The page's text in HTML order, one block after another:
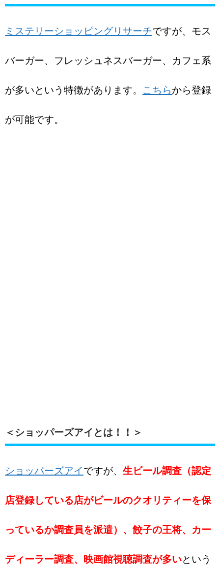
ミステリーショッピングリサーチですが、モス
バーガー、フレッシュネスバーガー、カフェ系
が多いという特徴があります。 こちらから登録
が可能です。
＜ショッパーズアイとは！！＞
ショッパーズアイですが、 生ビール調査（認定
店登録している店がビールのクオリティーを保
っているか調査員を派遣）、餃子の王将、カー
ディーラー調査、映画館視聴調査が多いという